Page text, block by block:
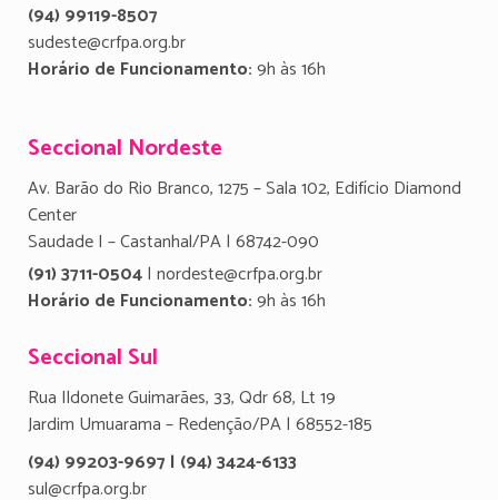
(94) 99119-8507
sudeste@crfpa.org.br
Horário de Funcionamento:9h às 16h
Seccional Nordeste
Av. Barão do Rio Branco, 1275 – Sala 102, Edifício Diamond
Center
Saudade I – Castanhal/PA | 68742-090
(91) 3711-0504| nordeste@crfpa.org.br
Horário de Funcionamento:9h às 16h
Seccional Sul
Rua Ildonete Guimarães, 33, Qdr 68, Lt 19
Jardim Umuarama – Redenção/PA | 68552-185
(94) 99203-9697 | (94) 3424-6133
sul@crfpa.org.br